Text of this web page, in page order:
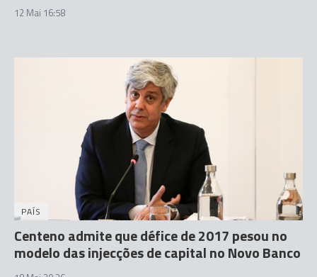
12 Mai 16:58
PAÍS
Centeno admite que défice de 2017 pesou no
modelo das injecções de capital no Novo Banco